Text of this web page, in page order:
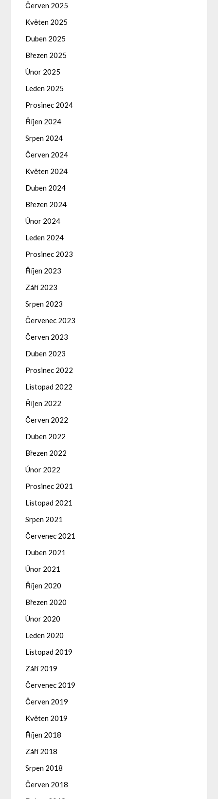
Červen 2025
Květen 2025
Duben 2025
Březen 2025
Únor 2025
Leden 2025
Prosinec 2024
Říjen 2024
Srpen 2024
Červen 2024
Květen 2024
Duben 2024
Březen 2024
Únor 2024
Leden 2024
Prosinec 2023
Říjen 2023
Září 2023
Srpen 2023
Červenec 2023
Červen 2023
Duben 2023
Prosinec 2022
Listopad 2022
Říjen 2022
Červen 2022
Duben 2022
Březen 2022
Únor 2022
Prosinec 2021
Listopad 2021
Srpen 2021
Červenec 2021
Duben 2021
Únor 2021
Říjen 2020
Březen 2020
Únor 2020
Leden 2020
Listopad 2019
Září 2019
Červenec 2019
Červen 2019
Květen 2019
Říjen 2018
Září 2018
Srpen 2018
Červen 2018